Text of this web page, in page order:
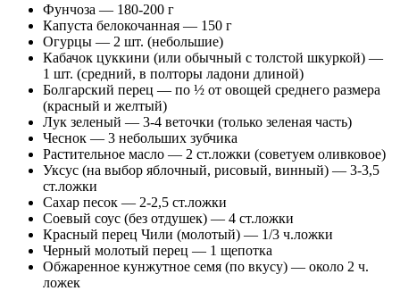
Фунчоза — 180-200 г
Капуста белокочанная — 150 г
Огурцы — 2 шт. (небольшие)
Кабачок цуккини (или обычный с толстой шкуркой) —
1 шт. (средний, в полторы ладони длиной)
Болгарский перец — по ½ от овощей среднего размера
(красный и желтый)
Лук зеленый — 3-4 веточки (только зеленая часть)
Чеснок — 3 небольших зубчика
Растительное масло — 2 ст.ложки (советуем оливковое)
Уксус (на выбор яблочный, рисовый, винный) — 3-3,5
ст.ложки
Сахар песок — 2-2,5 ст.ложки
Соевый соус (без отдушек) — 4 ст.ложки
Красный перец Чили (молотый) — 1/3 ч.ложки
Черный молотый перец — 1 щепотка
Обжаренное кунжутное семя (по вкусу) — около 2 ч.
ложек